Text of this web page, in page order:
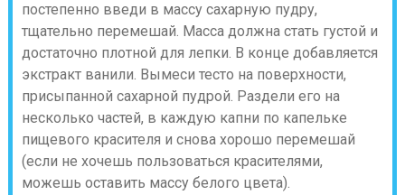
постепенно введи в массу сахарную пудру,
тщательно перемешай. Масса должна стать густой и
достаточно плотной для лепки. В конце добавляется
экстракт ванили. Вымеси тесто на поверхности,
присыпанной сахарной пудрой. Раздели его на
несколько частей, в каждую капни по капельке
пищевого красителя и снова хорошо перемешай
(если не хочешь пользоваться красителями,
можешь оставить массу белого цвета).